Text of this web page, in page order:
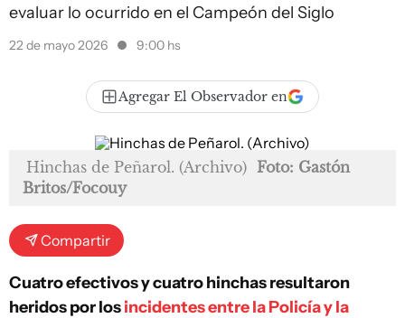
evaluar lo ocurrido en el Campeón del Siglo
22 de mayo 2026 9:00 hs
Agregar El Observador en
Hinchas de Peñarol. (Archivo) Foto: Gastón
Britos/Focouy
Compartir
Cuatro efectivos y cuatro hinchas resultaron
heridos por losincidentes entre la Policía y la